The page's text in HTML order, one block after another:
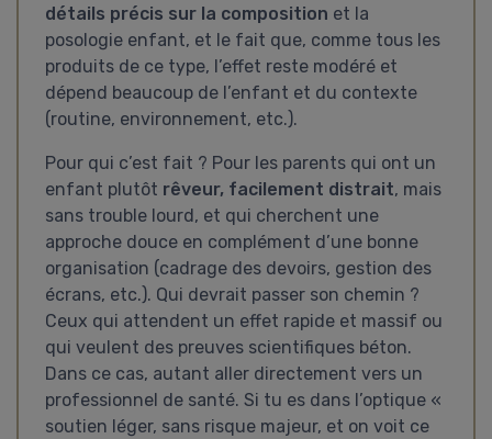
détails précis sur la composition et la
posologie enfant, et le fait que, comme tous les
produits de ce type, l’effet reste modéré et
dépend beaucoup de l’enfant et du contexte
(routine, environnement, etc.).
Pour qui c’est fait ? Pour les parents qui ont un
enfant plutôt rêveur, facilement distrait, mais
sans trouble lourd, et qui cherchent une
approche douce en complément d’une bonne
organisation (cadrage des devoirs, gestion des
écrans, etc.). Qui devrait passer son chemin ?
Ceux qui attendent un effet rapide et massif ou
qui veulent des preuves scientifiques béton.
Dans ce cas, autant aller directement vers un
professionnel de santé. Si tu es dans l’optique «
soutien léger, sans risque majeur, et on voit ce